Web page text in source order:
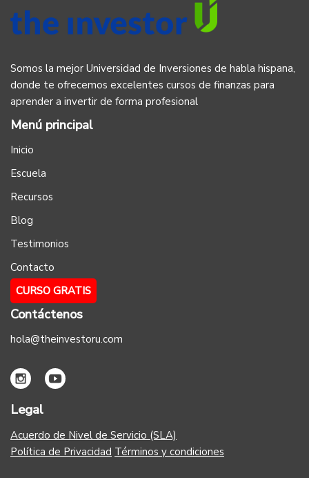
Somos la mejor Universidad de Inversiones de habla hispana,
donde te ofrecemos excelentes cursos de finanzas para
aprender a invertir de forma profesional
Menú principal
Inicio
Escuela
Recursos
Blog
Testimonios
Contacto
CURSO GRATIS
Contáctenos
hola@theinvestoru.com
Legal
Acuerdo de Nivel de Servicio (SLA)
Política de Privacidad Términos y condiciones